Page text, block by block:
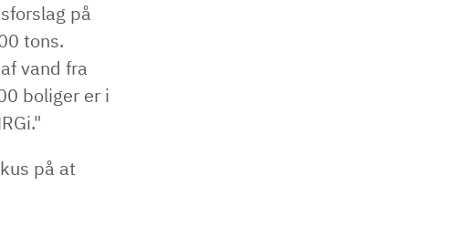
på
tons.
vand fra
boliger er i
på at